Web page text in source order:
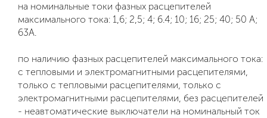
на номинальные токи фазных расцепителей
максимального тока: 1,6; 2,5; 4; 6.4; 10; 16; 25; 40; 50 А;
63А.
по наличию фазных расцепителей максимального тока:
с тепловыми и электромагнитными расцепителями,
только с тепловыми расцепителями, только с
электромагнитными расцепителями, без расцепителей
- неавтоматические выключатели на номинальный ток